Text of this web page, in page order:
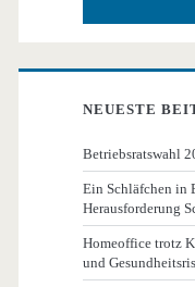
NEUESTE
Betriebsratswahl
Ein Schläfchen in
Herausforderung
Homeoffice trotz
und